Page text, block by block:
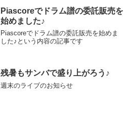
Piascoreでドラム譜の委託販売を
始めました♪
Piascoreでドラム譜の委託販売を始めま
した♪という内容の記事です
残暑もサンバで盛り上がろう♪
週末のライブのお知らせ